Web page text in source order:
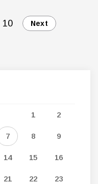
10 Next
1 2
7 8 9
14 15 16
21 22 23